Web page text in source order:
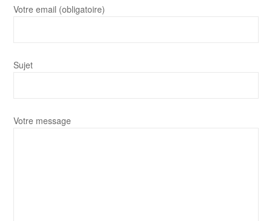
Votre email (obligatoire)
Sujet
Votre message